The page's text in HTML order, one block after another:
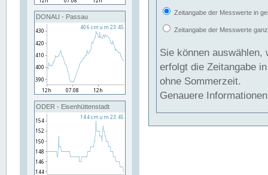
DONAU - Passau
ODER - Eisenhüttenstadt
Zeitangabe der Messwerte in
Zeitangabe der Messwerte
Sie können auswählen,
erfolgt die Zeitangabe
ohne Sommerzeit.
Genauere